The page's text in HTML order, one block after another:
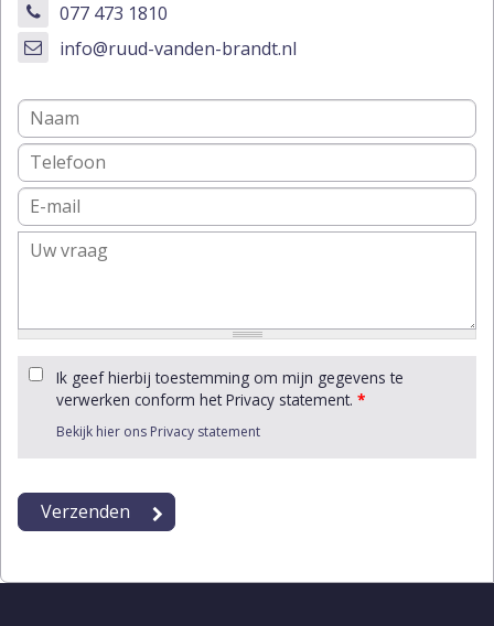
077 473 1810
info@ruud-vanden-brandt.nl
Ik geef hierbij toestemming om mijn gegevens te
verwerken conform het Privacy statement. *
Bekijk hier ons Privacy statement